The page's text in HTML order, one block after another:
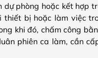
phòng hoặc kết hợp
bị hoặc làm việc
khi đó, chấm công
phiên ca làm, cần